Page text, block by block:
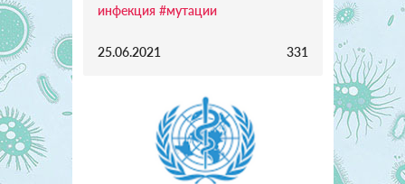
инфекция #мутации
25.06.2021 331